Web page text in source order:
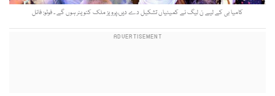
کامیا بی کے لیے ن لیگ نے کمیٹیاں تشکیل دے دیں،پرویز ملک کنوینر ہوں گے ۔ فوٹو: فائل